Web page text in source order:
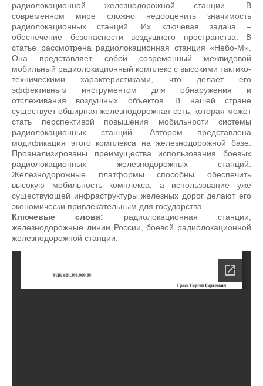
радиолокационной железнодорожной станции. В
современном мире сложно недооценить значимость
радиолокационных станций. Их ключевая задача –
обеспечение безопасности воздушного пространства. В
статье рассмотрена радиолокационная станция «Небо-М».
Она представляет собой современный межвидовой
мобильный радиолокационный комплекс с высокими тактико-
техническими характеристиками, что делает его
эффективным инструментом для обнаружения и
отслеживания воздушных объектов. В нашей стране
существует обширная железнодорожная сеть, которая может
стать перспективой повышения мобильности системы
радиолокационных станций. Автором представлена
модификация этого комплекса на железнодорожной базе.
Проанализированы преимущества использования боевых
радиолокационных железнодорожных станций.
Железнодорожные платформы способны обеспечить
высокую мобильность комплекса, а использование уже
существующей инфраструктуры железных дорог делают его
экономически привлекательным для государства.
Ключевые слова: радиолокационная станции,
железнодорожные линии России, боевой радиолокационной
железнодорожной станции.